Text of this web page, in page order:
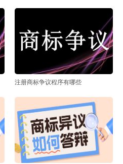
注册商标争议程序有哪些